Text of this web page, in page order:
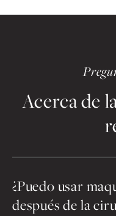
Acerca de
¿Puedo usar
después de la